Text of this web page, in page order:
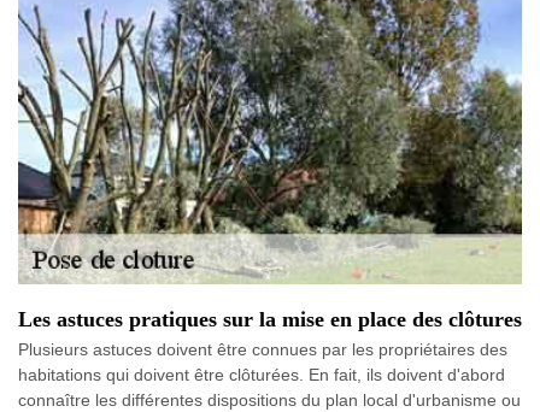
Les astuces pratiques sur la mise en place des clôtures
Plusieurs astuces doivent être connues par les propriétaires des
habitations qui doivent être clôturées. En fait, ils doivent d'abord
connaître les différentes dispositions du plan local d'urbanisme ou